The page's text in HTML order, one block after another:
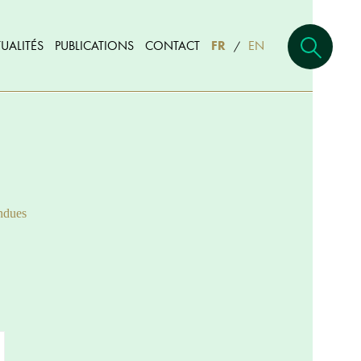
PUBLICATIONS CONTACT FR / EN